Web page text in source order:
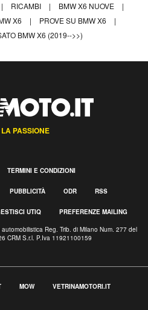
| RICAMBI | BMW X6 NUOVE
|
X6 | PROVE SU BMW X6
|
BMW X6 (2019-->>)
PASSIONE
TERMINI E CONDIZIONI
PUBBLICITÀ ODR RSS
UTIQ PREFERENZE MAILING
Reg. Trib. di Milano Num. 277 del
CRM S.r.l. P.Iva 11921100159
MOW VETRINAMOTORI.IT